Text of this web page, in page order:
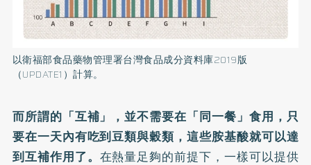
以衛福部食品藥物管理署台灣食品成分資料庫2019版
（UPDATE1）計算。
而所謂的「互補」，並不需要在「同一餐」食用，只
要在一天內有吃到豆類與穀類，這些胺基酸就可以達
到互補作用了。 在熱量足夠的前提下，一樣可以提供